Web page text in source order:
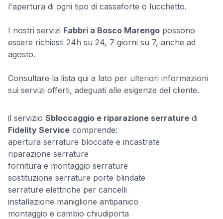
l'apertura di ogni tipo di cassaforte o lucchetto.
I nostri servizi Fabbri a Bosco Marengo possono
essere richiesti 24h su 24, 7 giorni su 7, anche ad
agosto.
Consultare la lista qui a lato per ulteriori informazioni
sui servizi offerti, adeguati alle esigenze del cliente.
il servizio Sbloccaggio e riparazione serrature di
Fidelity Service comprende:
apertura serrature bloccate e incastrate
riparazione serrature
fornitura e montaggio serrature
sostituzione serrature porte blindate
serrature elettriche per cancelli
installazione maniglione antipanico
montaggio e cambio chiudiporta